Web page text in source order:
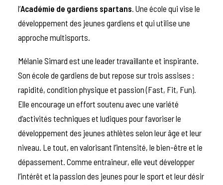
l’Académie de gardiens spartans. Une école qui vise le
développement des jeunes gardiens et qui utilise une
approche multisports.
Mélanie Simard est une leader travaillante et inspirante.
Son école de gardiens de but repose sur trois assises :
rapidité, condition physique et passion (Fast, Fit, Fun).
Elle encourage un effort soutenu avec une variété
d’activités techniques et ludiques pour favoriser le
développement des jeunes athlètes selon leur âge et leur
niveau. Le tout, en valorisant l’intensité, le bien-être et le
dépassement. Comme entraineur, elle veut développer
l’intérêt et la passion des jeunes pour le sport et leur désir